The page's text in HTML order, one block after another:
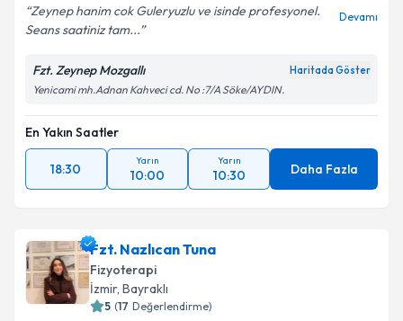
Zeynep hanim cok Guleryuzlu ve isinde profesyonel.
Seans saatiniz tam...
Devamı
Fzt. Zeynep Mozgallı Haritada Göster
Yenicami mh.Adnan Kahveci cd. No :7/A Söke/AYDIN.
En Yakın Saatler
18:30
Yarın
10:00
Yarın
10:30 Daha Fazla
Fzt. Nazlıcan Tuna
Fizyoterapi
İzmir, Bayraklı
5 (17 Değerlendirme)